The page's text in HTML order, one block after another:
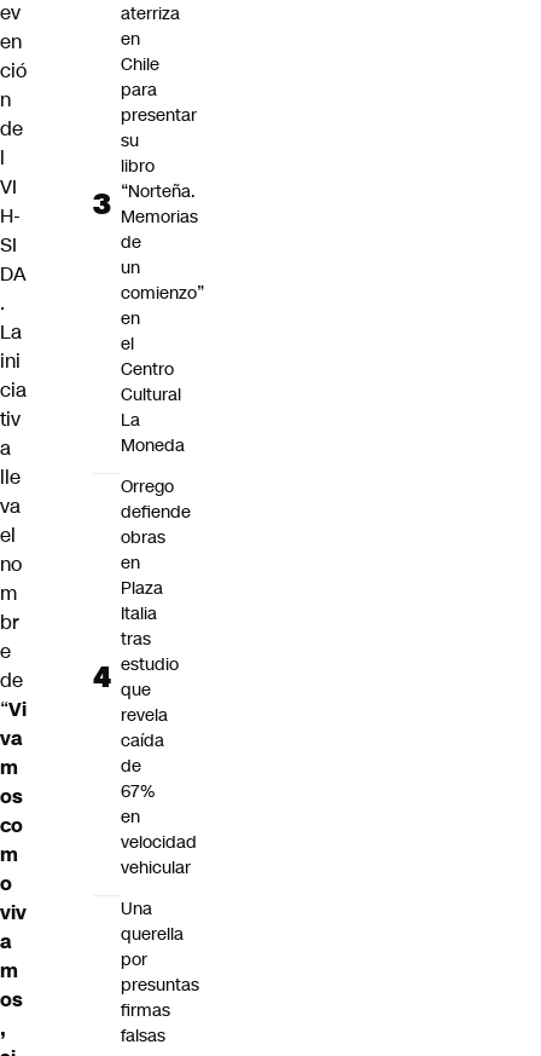
ev
en
ció
n
de
l
VI
H-
SI
DA
.
La
ini
cia
tiv
a
lle
va
el
no
m
br
e
de
“Vi
va
m
os
co
m
o
viv
a
m
os
,
aterriza
en
Chile
para
presentar
su
libro
“Norteña.
Memorias
de
un
comienzo”
en
el
Centro
Cultural
La
Moneda
Orrego
defiende
obras
en
Plaza
Italia
tras
estudio
que
revela
caída
de
67%
en
velocidad
vehicular
Una
querella
por
presuntas
firmas
falsas